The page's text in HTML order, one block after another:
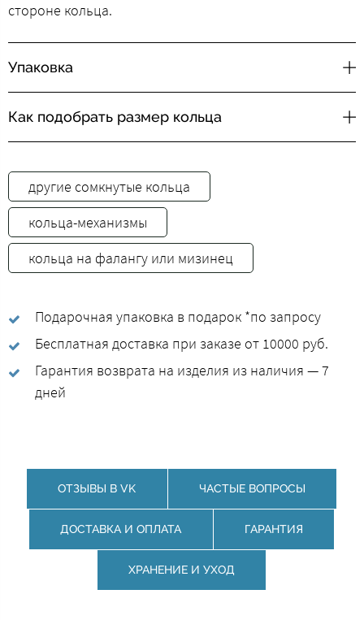
стороне кольца.
Упаковка
Как подобрать размер кольца
другие сомкнутые кольца
кольца-механизмы
кольца на фалангу или мизинец
Подарочная упаковка в подарок *по запросу
Бесплатная доставка при заказе от 10000 руб.
Гарантия возврата на изделия из наличия — 7
дней
ОТЗЫВЫ В VK ЧАСТЫЕ ВОПРОСЫ
ДОСТАВКА И ОПЛАТА ГАРАНТИЯ
ХРАНЕНИЕ И УХОД